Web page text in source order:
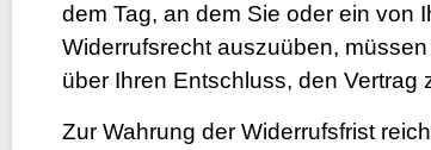
dem Tag, an dem Sie oder ein von
Widerrufsrecht auszuüben,
über Ihren Entschluss, den Vertrag
Zur Wahrung der Widerrufsfrist